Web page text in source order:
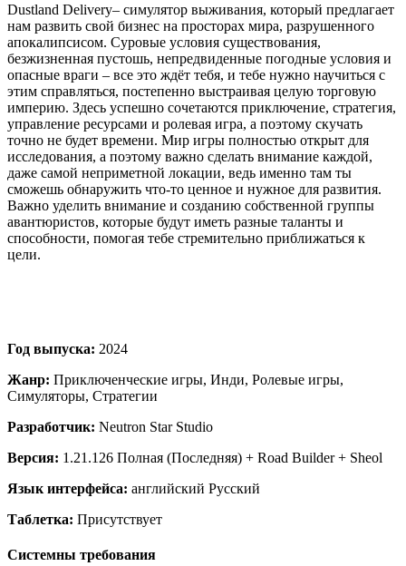
Dustland Delivery– симулятор выживания, который предлагает
нам развить свой бизнес на просторах мира, разрушенного
апокалипсисом. Суровые условия существования,
безжизненная пустошь, непредвиденные погодные условия и
опасные враги – все это ждёт тебя, и тебе нужно научиться с
этим справляться, постепенно выстраивая целую торговую
империю. Здесь успешно сочетаются приключение, стратегия,
управление ресурсами и ролевая игра, а поэтому скучать
точно не будет времени. Мир игры полностью открыт для
исследования, а поэтому важно сделать внимание каждой,
даже самой неприметной локации, ведь именно там ты
сможешь обнаружить что-то ценное и нужное для развития.
Важно уделить внимание и созданию собственной группы
авантюристов, которые будут иметь разные таланты и
способности, помогая тебе стремительно приближаться к
цели.
Год выпуска: 2024
Жанр: Приключенческие игры, Инди, Ролевые игры,
Симуляторы, Стратегии
Разработчик: Neutron Star Studio
Версия: 1.21.126 Полная (Последняя) + Road Builder + Sheol
Язык интерфейса: английский Русский
Таблетка: Присутствует
Системны требования